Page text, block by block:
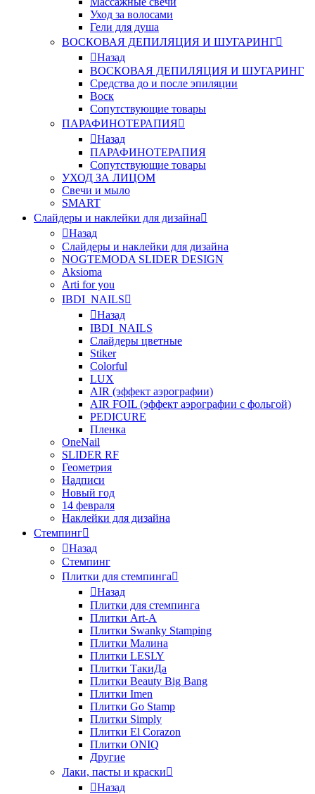
Уход за волосами
Гели для душа
ВОСКОВАЯ ДЕПИЛЯЦИЯ И ШУГАРИНГ
Назад
ВОСКОВАЯ ДЕПИЛЯЦИЯ И ШУГАРИНГ
Средства до и после эпиляции
Воск
Сопутствующие товары
ПАРАФИНОТЕРАПИЯ
Назад
ПАРАФИНОТЕРАПИЯ
Сопутствующие товары
УХОД ЗА ЛИЦОМ
Свечи и мыло
SMART
Слайдеры и наклейки для дизайна
Назад
Слайдеры и наклейки для дизайна
NOGTEMODA SLIDER DESIGN
Aksioma
Arti for you
IBDI_NAILS
Назад
IBDI_NAILS
Слайдеры цветные
Stiker
Colorful
LUX
AIR (эффект аэрографии)
AIR FOIL (эффект аэрографии с фольгой)
PEDICURE
Пленка
OneNail
SLIDER RF
Геометрия
Надписи
Новый год
14 февраля
Наклейки для дизайна
Стемпинг
Назад
Стемпинг
Плитки для стемпинга
Назад
Плитки для стемпинга
Плитки Art-A
Плитки Swanky Stamping
Плитки Малина
Плитки LESLY
Плитки ТакиДа
Плитки Beauty Big Bang
Плитки Imen
Плитки Go Stamp
Плитки Simply
Плитки El Corazon
Плитки ONIQ
Другие
Лаки, пасты и краски
Назад